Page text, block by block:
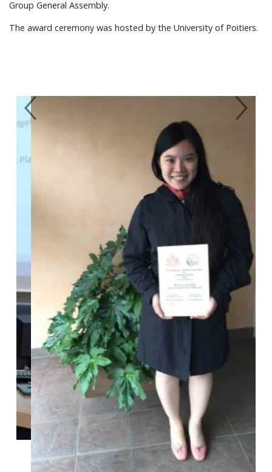
Group General Assembly.
The award ceremony was hosted by the University of Poitiers.
Previous Next